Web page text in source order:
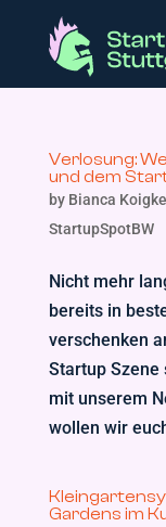
Verlosung:
und dem
by Bianca Koigke
StartupSpotBW
Nicht mehr
bereits in
verschenken
Startup Szene
mit unserem
wollen wir
Gardens im